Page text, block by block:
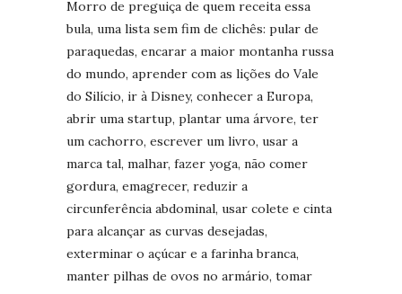
Morro de preguiça de quem receita essa
bula, uma lista sem fim de clichês: pular de
paraquedas, encarar a maior montanha russa
do mundo, aprender com as lições do Vale
do Silício, ir à Disney, conhecer a Europa,
abrir uma startup, plantar uma árvore, ter
um cachorro, escrever um livro, usar a
marca tal, malhar, fazer yoga, não comer
gordura, emagrecer, reduzir a
circunferência abdominal, usar colete e cinta
para alcançar as curvas desejadas,
exterminar o açúcar e a farinha branca,
manter pilhas de ovos no armário, tomar